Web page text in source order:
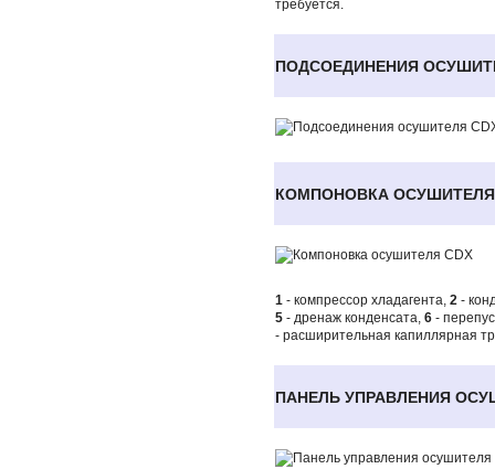
требуется.
ПОДСОЕДИНЕНИЯ
КОМПОНОВКА
1 - компрессор хладагента, 2 -
5 - дренаж конденсата, 6 -
- расширительная капиллярная
ПАНЕЛЬ УПРАВЛЕНИЯ